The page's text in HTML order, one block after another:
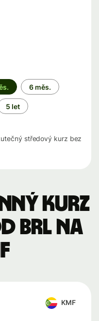
6 měs.
5 let
středový kurz bez
kurz
BRL na
KMF